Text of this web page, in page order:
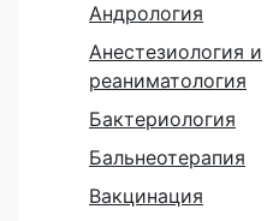
Андрология
Анестезиология и
реаниматология
Бактериология
Бальнеотерапия
Вакцинация